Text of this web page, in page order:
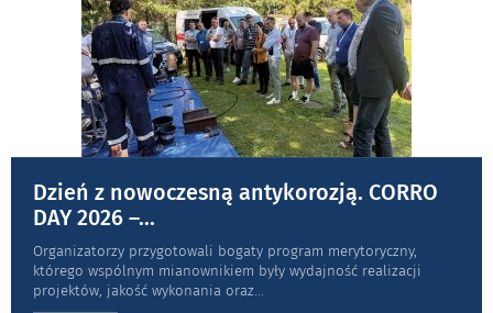
Dzień z nowoczesną antykorozją. CORRO
DAY 2026 –...
Organizatorzy przygotowali bogaty program merytoryczny,
którego wspólnym mianownikiem były wydajność realizacji
projektów, jakość wykonania oraz...